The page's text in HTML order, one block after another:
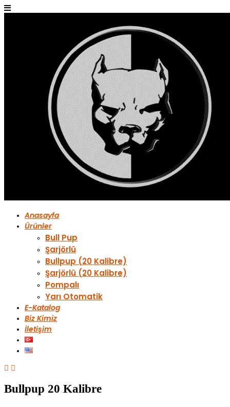
Anasayfa
Ürünler
Bull Pup
Şarjörlü
Bullpup (20 Kalibre)
Şarjörlü (20 Kalibre)
Pompalı
Yarı Otomatik
E-Katalog
Biz Kimiz
İletişim
Bullpup 20 Kalibre